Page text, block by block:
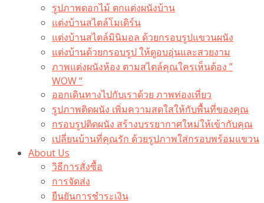
รูปภาพดอกไม้ ตกแต่งผนังบ้าน
แต่งบ้านสไตล์โมเดิร์น
แต่งบ้านสไตล์มินิมอล ด้วยกรอบรูปแขวนผนัง
แต่งบ้านด้วยกรอบรูป ให้ดูอบอุ่นและสวยงาม
ภาพแต่งผนังห้อง ตามสไตล์คุณใครเห็นต้อง ”
WOW “
ออกเดินทางไปกับเราด้วย ภาพท่องเที่ยว
รูปภาพติดผนัง เพิ่มความสดใสให้กับพื้นที่ของคุณ
กรอบรูปติดผนัง สร้างบรรยากาศใหม่ให้เข้ากับคุณ
เปลี่ยนบ้านที่คุณรัก ด้วยรูปภาพใส่กรอบพร้อมแขวน​
About Us
วิธีการสั่งซื้อ
การจัดส่ง
ยืนยันการชำระเงิน